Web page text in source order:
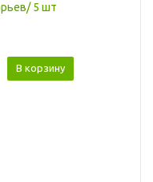
5 шт
В корзину